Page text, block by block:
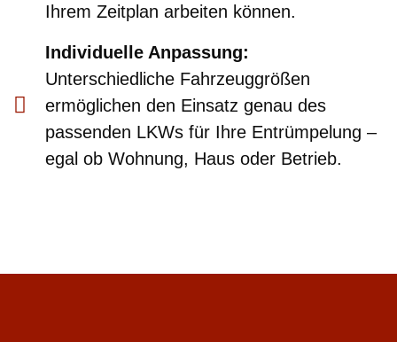
Ihrem Zeitplan arbeiten können.
Individuelle Anpassung:
Unterschiedliche Fahrzeuggrößen
ermöglichen den Einsatz genau des
passenden LKWs für Ihre Entrümpelung –
egal ob Wohnung, Haus oder Betrieb.